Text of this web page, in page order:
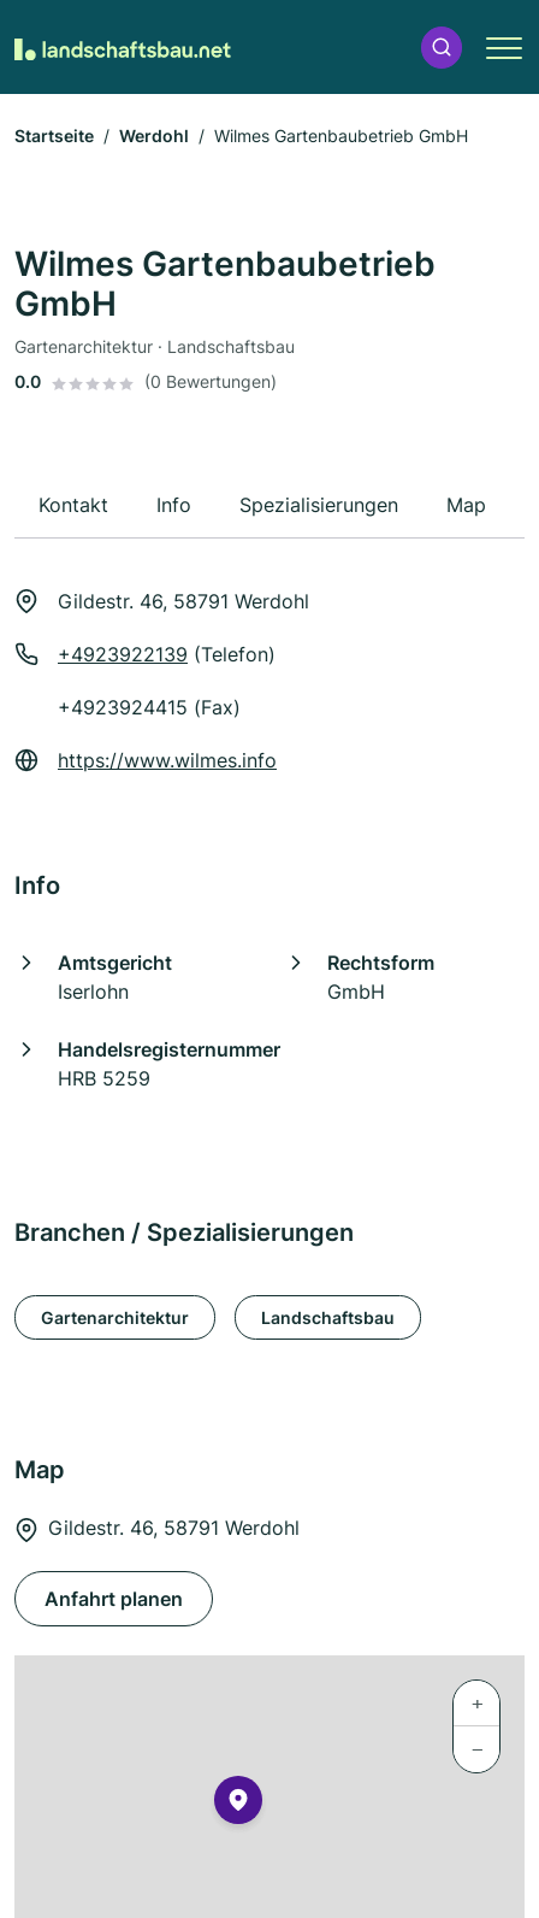
Startseite Werdohl Wilmes Gartenbaubetrieb GmbH
Wilmes Gartenbaubetrieb
GmbH
Gartenarchitektur · Landschaftsbau
0.0
(0 Bewertungen)
Kontakt Info Spezialisierungen Map
Gildestr. 46, 58791 Werdohl
+4923922139 (Telefon)
+4923924415 (Fax)
https://www.wilmes.info
Info
Amtsgericht
Iserlohn
Rechtsform
GmbH
Handelsregisternummer
HRB 5259
Branchen / Spezialisierungen
Gartenarchitektur Landschaftsbau
Map
Gildestr. 46, 58791 Werdohl
Anfahrt planen
+
−